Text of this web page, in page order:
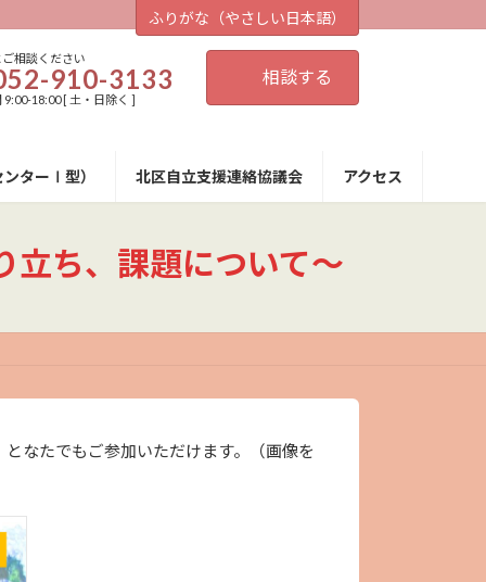
ふりがな（やさしい日本語）
相談ください
910-3133
9:00-18:00 [ 土・日除く ]
相談する
ターⅠ型） 北区自立支援連絡協議会 アクセス
立ち、課題について〜
なたでもご参加いただけます。（画像を